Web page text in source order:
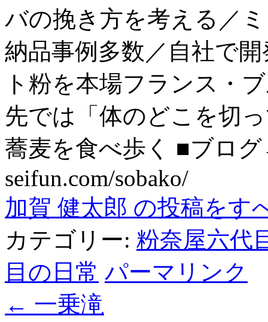
バの挽き方を考える／
納品事例多数／自社で
ト粉を本場フランス・
先では「体のどこを切
蕎麦を食べ歩く ■ブロ
seifun.com/sobako/
加賀 健太郎 の投稿をす
カテゴリー: 粉奈屋六代
目の日常 パーマリンク
← 一乗滝